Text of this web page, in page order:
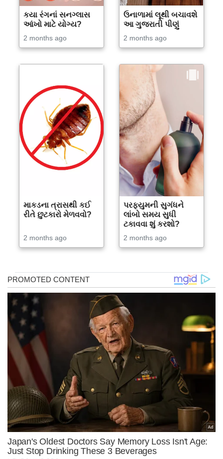
કયા રંગનાં સનગ્લાસ
આંખો માટે યોગ્ય?
2 months ago
ઉનાળામાં લૂથી બચાવશે
આ ગુજરાતી પીણું
2 months ago
માકડના ત્રાસથી કઈ
રીતે છુટકારો મેળવવો?
2 months ago
પરફ્યુમની સુગંધને
લાંબો સમય સુધી
ટકાવવા શું કરશો?
2 months ago